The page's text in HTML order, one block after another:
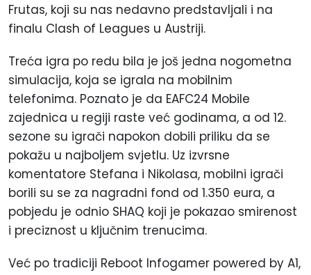
Frutas, koji su nas nedavno predstavljali i na
finalu Clash of Leagues u Austriji.
Treća igra po redu bila je još jedna nogometna
simulacija, koja se igrala na mobilnim
telefonima. Poznato je da EAFC24 Mobile
zajednica u regiji raste već godinama, a od 12.
sezone su igrači napokon dobili priliku da se
pokažu u najboljem svjetlu. Uz izvrsne
komentatore Stefana i Nikolasa, mobilni igrači
borili su se za nagradni fond od 1.350 eura, a
pobjedu je odnio SHAQ koji je pokazao smirenost
i preciznost u ključnim trenucima.
Već po tradiciji Reboot Infogamer powered by A1,